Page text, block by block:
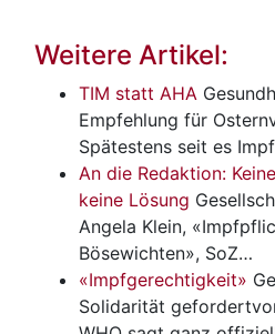
Weitere Artikel:
TIM statt AHA
Empfehlung für
Spätestens seit es
An die Redaktion:
keine Lösung
Angela Klein,
Bösewichten», SoZ…
«Impfgerechtigkeit»
Solidarität